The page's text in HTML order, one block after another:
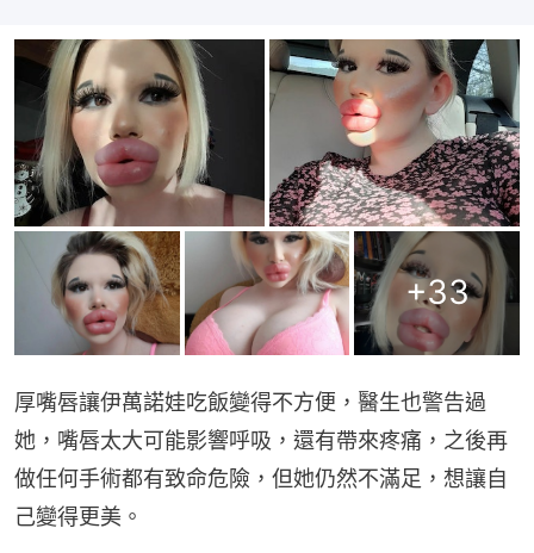
+33
厚嘴唇讓伊萬諾娃吃飯變得不方便，醫生也警告過
她，嘴唇太大可能影響呼吸，還有帶來疼痛，之後再
做任何手術都有致命危險，但她仍然不滿足，想讓自
己變得更美。